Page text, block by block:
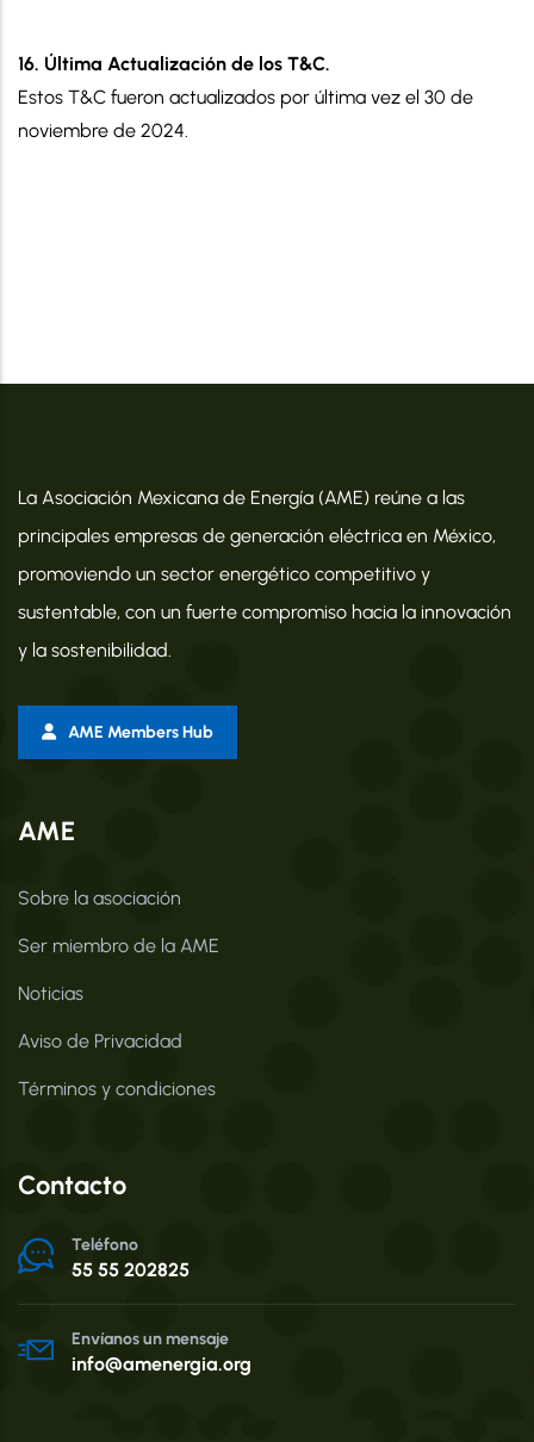
16. Última Actualización de los T&C.
Estos T&C fueron actualizados por última vez el 30 de
noviembre de 2024.
La Asociación Mexicana de Energía (AME) reúne a las
principales empresas de generación eléctrica en México,
promoviendo un sector energético competitivo y
sustentable, con un fuerte compromiso hacia la innovación
y la sostenibilidad.
AME Members Hub
AME
Sobre la asociación
Ser miembro de la AME
Noticias
Aviso de Privacidad
Términos y condiciones
Contacto
Teléfono
55 55 202825
Envíanos un mensaje
info@amenergia.org